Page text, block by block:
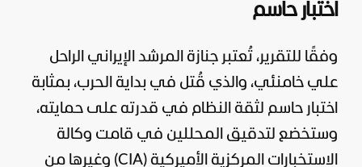
اختبار حاسم
وفقًا للتقرير، تُعتبر جنازة المرشد الإيراني الراحل
علي خامنئي، والذي قُتل في بداية الحرب، بمثابة
اختبار حاسم لثقة النظام في قدرته على حمايته،
وستخضع لتدقيق المحللين في قامت وكالة
الاستخبارات المركزية الأميركية (CIA) وغيرها من